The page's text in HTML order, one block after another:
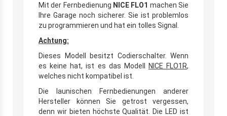
Mit der Fernbedienung NICE FLO1 machen Sie
Ihre Garage noch sicherer. Sie ist problemlos
zu programmieren und hat ein tolles Signal.
Achtung:
Dieses Modell besitzt Codierschalter. Wenn
es keine hat, ist es das Modell NICE FLO1R,
welches nicht kompatibel ist.
Die launischen Fernbedienungen anderer
Hersteller können Sie getrost vergessen,
denn wir bieten höchste Qualität. Die LED ist